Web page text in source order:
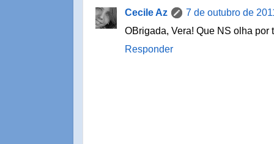
Cecile Az
7 de outubro de
OBrigada, Vera! Que NS olha
Responder